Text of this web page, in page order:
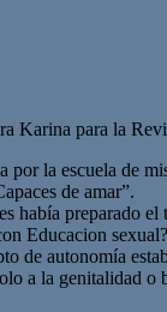
Karina para la
por la escuela de
de amar”.
había preparado
Educacion
de autonomía
a la genitalidad